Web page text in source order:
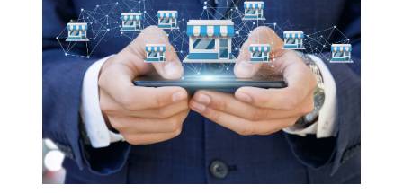
33%
Не пропустіть величезну знижку!
ВСІ АКЦІЇ